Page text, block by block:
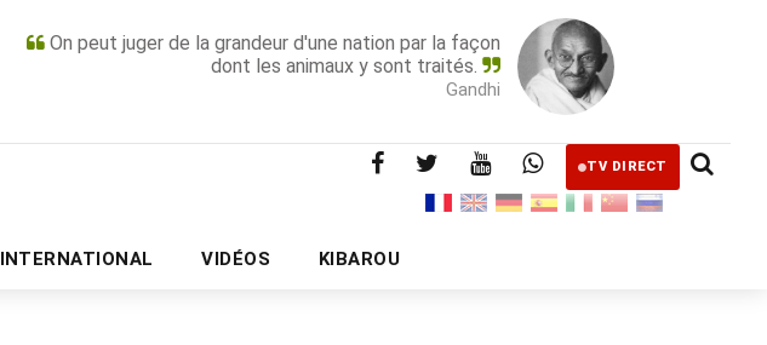
On peut juger de la grandeur d'une nation par la façon
dont les animaux y sont traités.
Gandhi
TV DIRECT
INTERNATIONAL VIDÉOS KIBAROU